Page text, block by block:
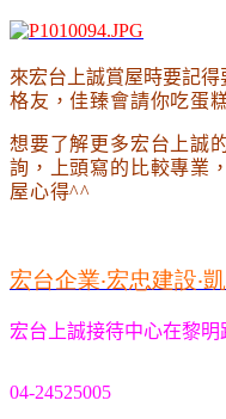
來宏台上誠賞屋時要記
格友 ，佳臻會請你吃蛋
想要了解更多宏台上誠
詢 ，上頭寫的比較專業
屋心得^^
宏台企業‧宏忠建設‧
宏台上誠接待中心在黎明
04-24525005